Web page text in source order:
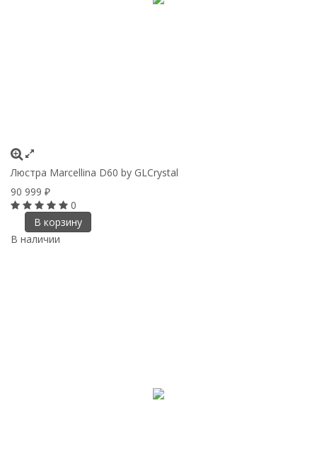
Люстра Marcellina D60 by GLCrystal
90 999 ₽
0
В корзину
В наличии